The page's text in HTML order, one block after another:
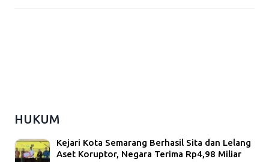
HUKUM
Kejari Kota Semarang Berhasil Sita dan Lelang
Aset Koruptor, Negara Terima Rp4,98 Miliar